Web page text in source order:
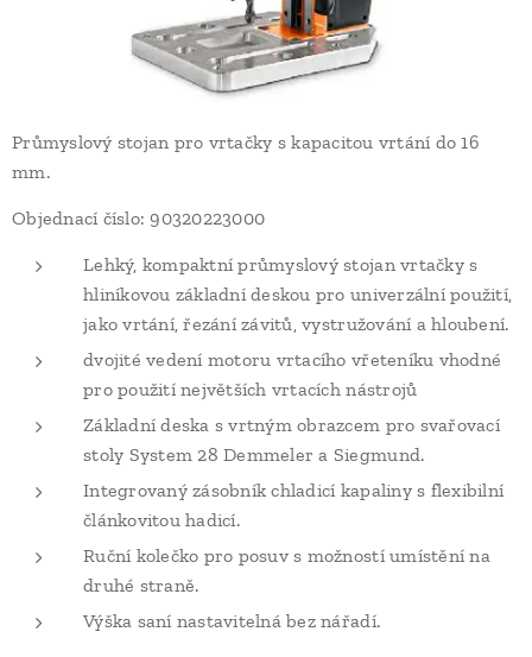
Průmyslový stojan pro vrtačky s kapacitou vrtání do 16
mm.
Objednací číslo: 90320223000
Lehký, kompaktní průmyslový stojan vrtačky s
hliníkovou základní deskou pro univerzální použití,
jako vrtání, řezání závitů, vystružování a hloubení.
dvojité vedení motoru vrtacího vřeteníku vhodné
pro použití největších vrtacích nástrojů
Základní deska s vrtným obrazcem pro svařovací
stoly System 28 Demmeler a Siegmund.
Integrovaný zásobník chladicí kapaliny s flexibilní
článkovitou hadicí.
Ruční kolečko pro posuv s možností umístění na
druhé straně.
Výška saní nastavitelná bez nářadí.